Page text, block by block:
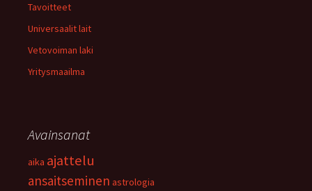
Tavoitteet
Universaalit lait
Vetovoiman laki
Yritysmaailma
Avainsanat
aika ajattelu
ansaitseminen astrologia